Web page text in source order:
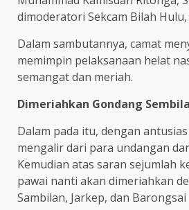
dimoderatori Sekcam Bilah Hulu,
Dalam sambutannya, camat
memimpin pelaksanaan helat
semangat dan meriah.
Dimeriahkan Gondang
Dalam pada itu, dengan
mengalir dari para undangan
Kemudian atas saran sejumlah
pawai nanti akan dimeriahkan
Sambilan, Jarkep, dan Barongsai